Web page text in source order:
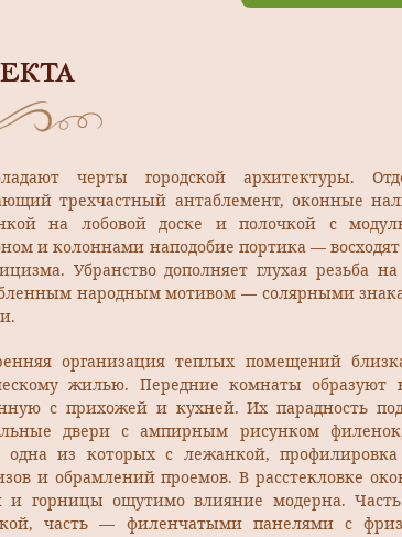
черты городской архитектуры.
трехчастный антаблемент, оконные
на лобовой доске и полочкой с
и колоннами наподобие портика —
Убранство дополняет глухая резьба
народным мотивом — солярными
организация теплых помещений
жилью. Передние комнаты образуют
с прихожей и кухней. Их парадность
двери с ампирным рисунком
одна из которых с лежанкой, профилировка
и обрамлений проемов. В расстекловке
и горницы ощутимо влияние модерна.
часть — филенчатыми панелями с